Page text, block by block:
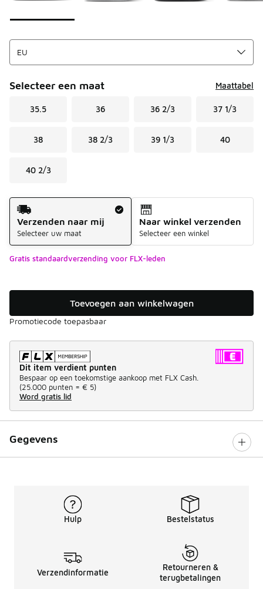
Selecteer een maat Maattabel
35.5 36 36 2/3 37 1/3
38 38 2/3 39 1/3 40
40 2/3
Verzendmethode
Verzenden naar mij
Selecteer uw maat
Naar winkel verzenden
Selecteer een winkel
Gratis standaardverzending voor FLX-leden
Toevoegen aan winkelwagen
Promotiecode toepasbaar
Dit item verdient punten
Bespaar op een toekomstige aankoop met FLX Cash.
(25.000 punten = € 5)
Word gratis lid
Gegevens
Hulp Bestelstatus
Verzendinformatie
Retourneren &
terugbetalingen